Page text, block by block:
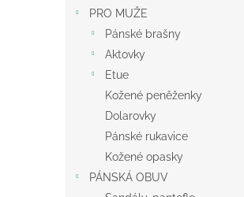
PRO MUŽE
Pánské brašny
Aktovky
Etue
Kožené peněženky
Dolarovky
Pánské rukavice
Kožené opasky
PÁNSKÁ OBUV